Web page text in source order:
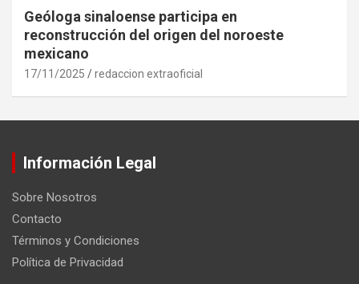
Geóloga sinaloense participa en
reconstrucción del origen del noroeste
mexicano
17/11/2025 redaccion extraoficial
Información Legal
Sobre Nosotros
Contacto
Términos y Condiciones
Política de Privacidad